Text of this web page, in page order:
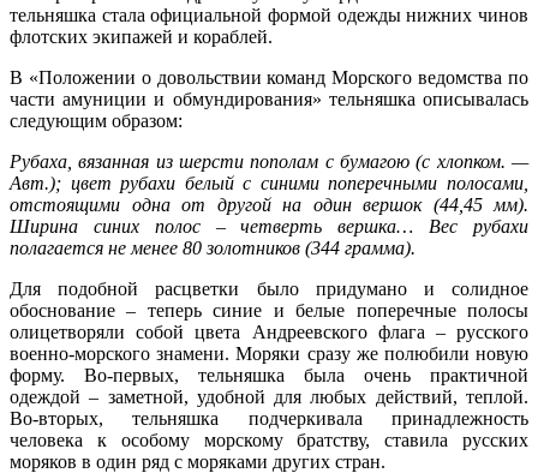
тельняшка стала официальной формой одежды нижних чинов
флотских экипажей и кораблей.
В «Положении о довольствии команд Морского ведомства по
части амуниции и обмундирования» тельняшка описывалась
следующим образом:
Рубаха, вязанная из шерсти пополам с бумагою (с хлопком. —
Авт.); цвет рубахи белый с синими поперечными полосами,
отстоящими одна от другой на один вершок (44,45 мм).
Ширина синих полос – четверть вершка… Вес рубахи
полагается не менее 80 золотников (344 грамма).
Для подобной расцветки было придумано и солидное
обоснование – теперь синие и белые поперечные полосы
олицетворяли собой цвета Андреевского флага – русского
военно-морского знамени. Моряки сразу же полюбили новую
форму. Во-первых, тельняшка была очень практичной
одеждой – заметной, удобной для любых действий, теплой.
Во-вторых, тельняшка подчеркивала принадлежность
человека к особому морскому братству, ставила русских
моряков в один ряд с моряками других стран.